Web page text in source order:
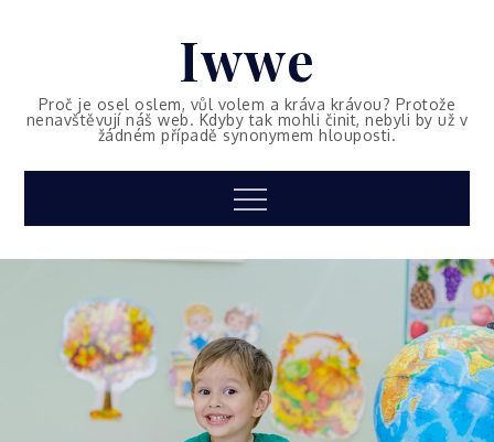
Iwwe
Proč je osel oslem, vůl volem a kráva krávou? Protože
nenavštěvují náš web. Kdyby tak mohli činit, nebyli by už v
žádném případě synonymem hlouposti.
Menu